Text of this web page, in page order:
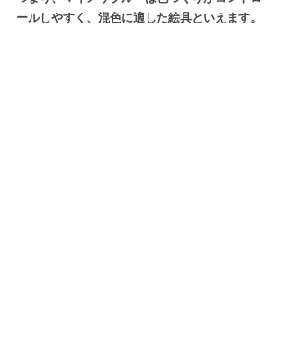
ールしやすく、混色に適した絵具といえます。